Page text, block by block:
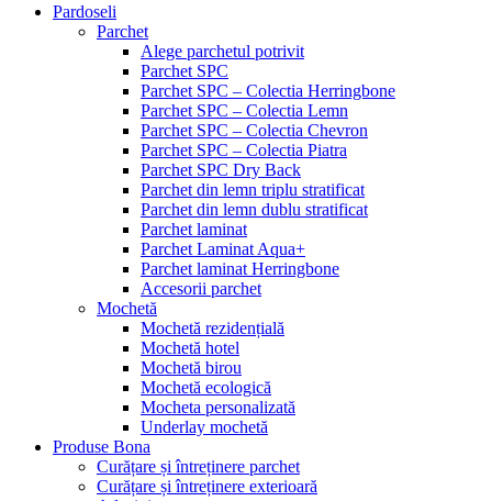
Pardoseli
Parchet
Alege parchetul potrivit
Parchet SPC
Parchet SPC – Colectia Herringbone
Parchet SPC – Colectia Lemn
Parchet SPC – Colectia Chevron
Parchet SPC – Colectia Piatra
Parchet SPC Dry Back
Parchet din lemn triplu stratificat
Parchet din lemn dublu stratificat
Parchet laminat
Parchet Laminat Aqua+
Parchet laminat Herringbone
Accesorii parchet
Mochetă
Mochetă rezidențială
Mochetă hotel
Mochetă birou
Mochetă ecologică
Mocheta personalizată
Underlay mochetă
Produse Bona
Curățare și întreținere parchet
Curățare și întreținere exterioară